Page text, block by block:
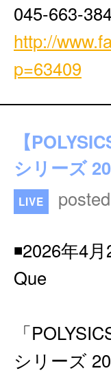
045-663-
http://
p=63409
【
シリーズ
LIVE
◾️2026年4
Que
「
シリーズ